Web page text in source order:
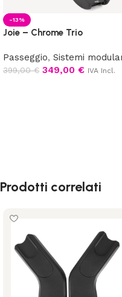
-13%
Joie – Chrome Trio
Passeggio, Sistemi
399,00€ 349,00 € IVA Incl.
Prodotti correlati